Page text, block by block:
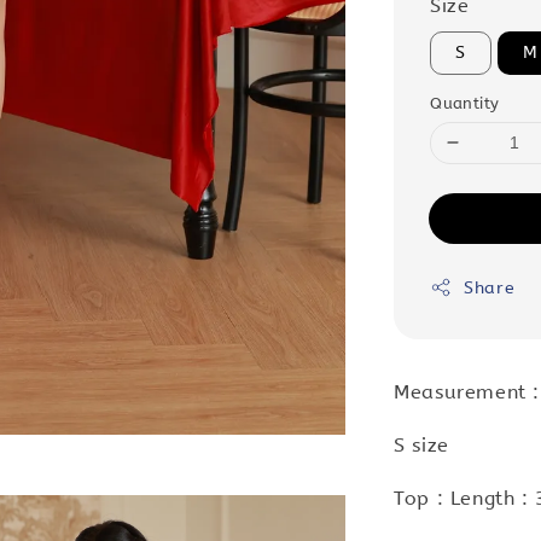
Size
S M
Quantity
Share
Measurement :
S size
Top : Length